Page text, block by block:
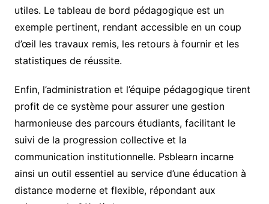
utiles. Le tableau de bord pédagogique est un
exemple pertinent, rendant accessible en un coup
d’œil les travaux remis, les retours à fournir et les
statistiques de réussite.
Enfin, l’administration et l’équipe pédagogique tirent
profit de ce système pour assurer une gestion
harmonieuse des parcours étudiants, facilitant le
suivi de la progression collective et la
communication institutionnelle. Psblearn incarne
ainsi un outil essentiel au service d’une éducation à
distance moderne et flexible, répondant aux